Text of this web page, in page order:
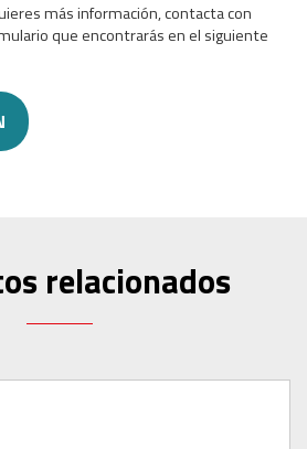
más información, contacta con
que encontrarás en el siguiente
relacionados